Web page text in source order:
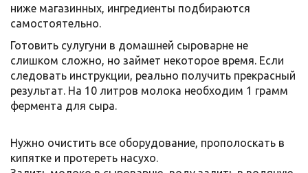
ниже магазинных, ингредиенты подбираются
самостоятельно.
Готовить сулугуни в домашней сыроварне не
слишком сложно, но займет некоторое время. Если
следовать инструкции, реально получить прекрасный
результат. На 10 литров молока необходим 1 грамм
фермента для сыра.
Нужно очистить все оборудование, прополоскать в
кипятке и протереть насухо.